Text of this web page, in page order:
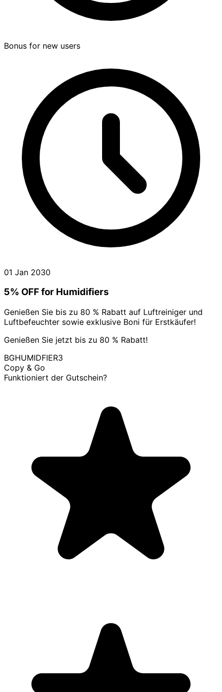
Bonus for new users
01 Jan 2030
5% OFF for Humidifiers
Genießen Sie bis zu 80 % Rabatt auf Luftreiniger und
Luftbefeuchter sowie exklusive Boni für Erstkäufer!
Genießen Sie jetzt bis zu 80 % Rabatt!
BGHUMIDFIER3
Copy & Go
Funktioniert der Gutschein?